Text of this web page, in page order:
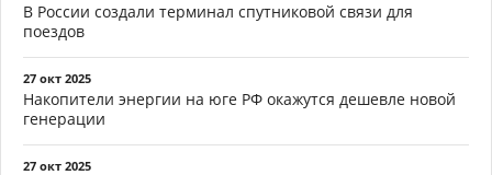
В России создали терминал спутниковой связи для
поездов
27 окт 2025
Накопители энергии на юге РФ окажутся дешевле новой
генерации
27 окт 2025